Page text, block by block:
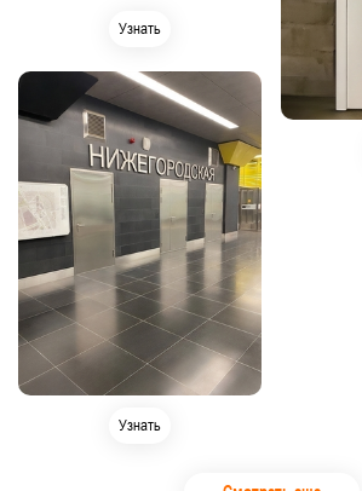
Узнать
Узнать